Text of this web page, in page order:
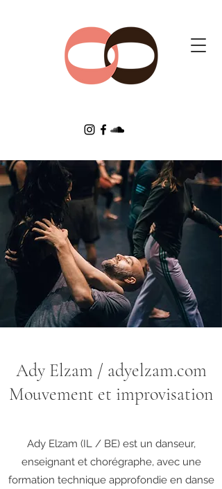
Ady Elzam / adyelzam.com
Mouvement et improvisation
Ady Elzam (IL / BE) est un danseur,
enseignant et chorégraphe, avec une
formation technique approfondie en danse